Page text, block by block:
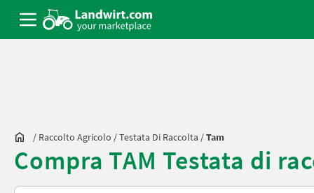
/ Raccolto Agricolo /Testata Di Raccolta /Tam
Compra TAM Testata di
Ecco come viene ordinato su Landwirt.com